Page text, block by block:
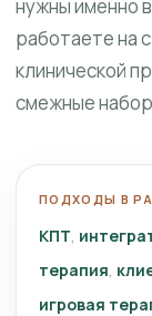
нужны именно
работаете на
клинической
смежные
ПОДХОДЫ В
КПТ
терапия
игровая